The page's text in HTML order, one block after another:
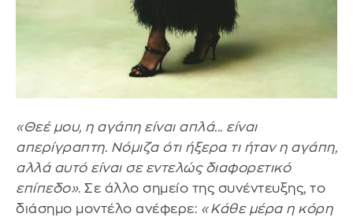
«Θεέ μου, η αγάπη είναι απλά... είναι
απερίγραπτη. Νόμιζα ότι ήξερα τι ήταν η αγάπη,
αλλά αυτό είναι σε εντελώς διαφορετικό
επίπεδο». Σε άλλο σημείο της συνέντευξης, το
διάσημο μοντέλο ανέφερε: «Κάθε μέρα η κόρη